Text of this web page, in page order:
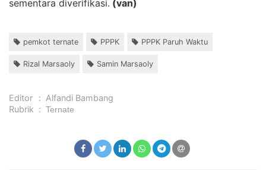
sementara diverifikasi. (van)
pemkot ternate PPPK PPPK Paruh Waktu
Rizal Marsaoly Samin Marsaoly
Editor : Alfandi Bambang
Rubrik : Ternate